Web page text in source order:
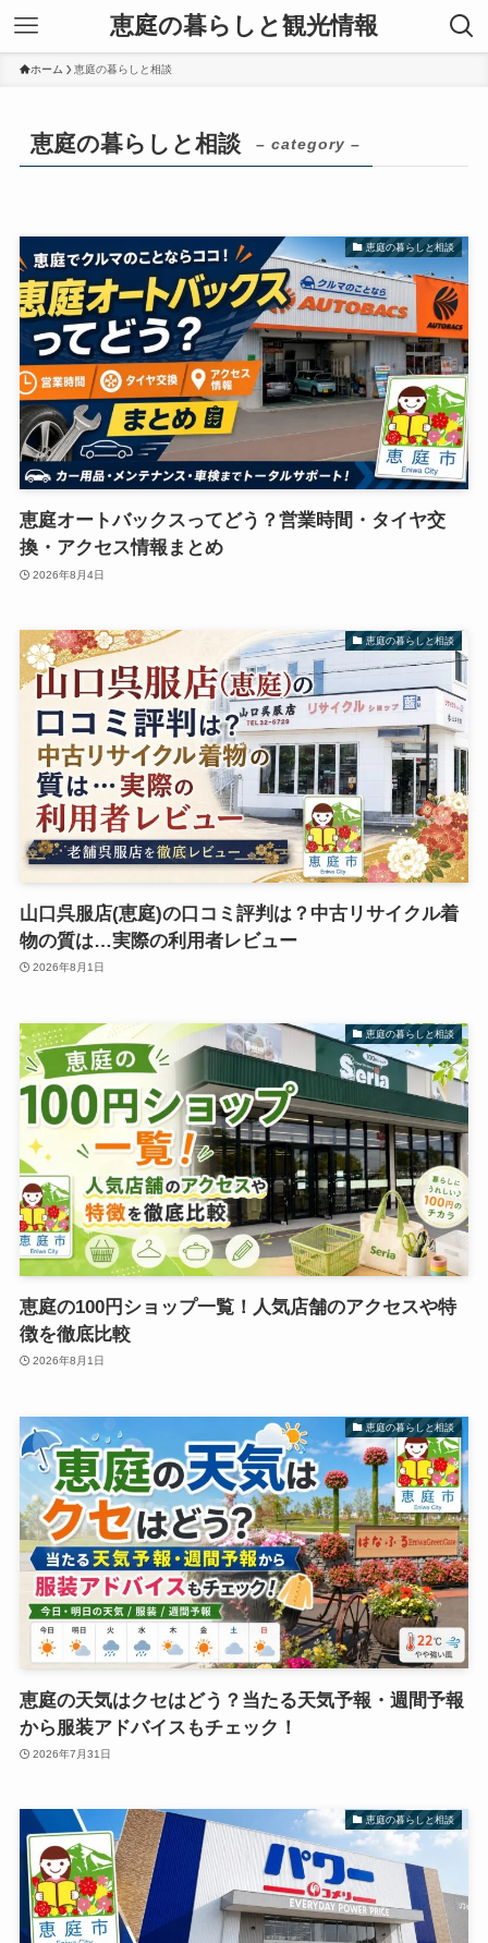
恵庭の暮らしと観光情報
ホーム 恵庭の暮らしと相談
恵庭の暮らしと相談 – category –
恵庭の暮らしと相談
恵庭オートバックスってどう？営業時間・タイヤ交
換・アクセス情報まとめ
2026年8月4日
恵庭の暮らしと相談
山口呉服店(恵庭)の口コミ評判は？中古リサイクル着
物の質は…実際の利用者レビュー
2026年8月1日
恵庭の暮らしと相談
恵庭の100円ショップ一覧！人気店舗のアクセスや特
徴を徹底比較
2026年8月1日
恵庭の暮らしと相談
恵庭の天気はクセはどう？当たる天気予報・週間予報
から服装アドバイスもチェック！
2026年7月31日
恵庭の暮らしと相談